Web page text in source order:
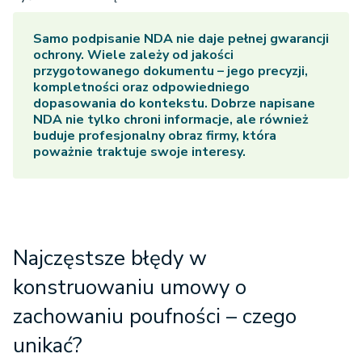
Samo podpisanie NDA nie daje pełnej gwarancji
ochrony. Wiele zależy od jakości
przygotowanego dokumentu – jego precyzji,
kompletności oraz odpowiedniego
dopasowania do kontekstu. Dobrze napisane
NDA nie tylko chroni informacje, ale również
buduje profesjonalny obraz firmy, która
poważnie traktuje swoje interesy.
Najczęstsze błędy w
konstruowaniu umowy o
zachowaniu poufności – czego
unikać?